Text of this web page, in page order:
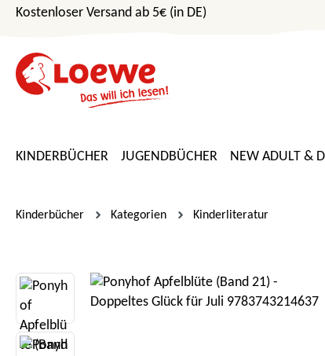
Hauptinhalt springen
Zur Suche springen
Zur Hauptnavigation springen
Kostenloser Versand ab 5€ (in DE)
KINDERBÜCHER JUGENDBÜCHER NEW ADULT &
Kinderbücher Kategorien Kinderliteratur
Bildergalerie überspringen